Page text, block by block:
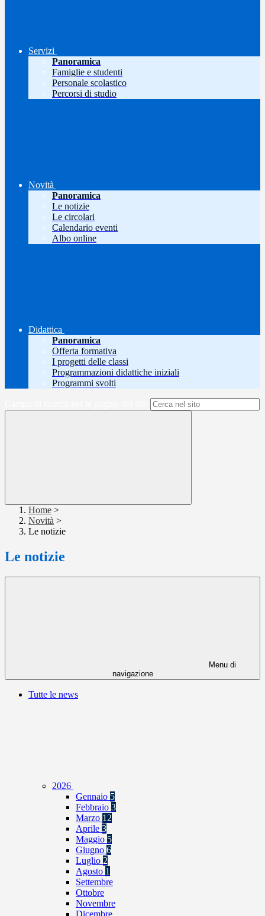
Servizi
Panoramica
Famiglie e studenti
Personale scolastico
Percorsi di studio
Novità
Panoramica
Le notizie
Le circolari
Calendario eventi
Albo online
Didattica
Panoramica
Offerta formativa
I progetti delle classi
Programmazioni didattiche iniziali
Programmi svolti
Home >
Novità >
Le notizie
Le notizie
Menu di
navigazione
Tutte le news
2026
Gennaio 5
Febbraio 3
Marzo 12
Aprile 3
Maggio 5
Giugno 6
Luglio 2
Agosto 1
Settembre
Ottobre
Novembre